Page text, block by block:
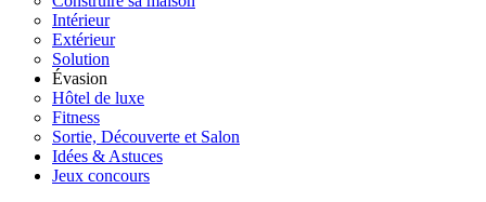
Intérieur
Extérieur
Solution
Évasion
Hôtel de luxe
Fitness
Sortie, Découverte et Salon
Idées & Astuces
Jeux concours